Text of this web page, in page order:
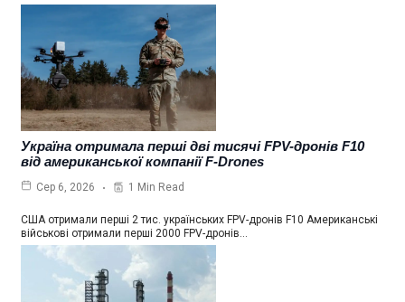
Україна отримала перші дві тисячі FPV-дронів F10
від американської компанії F-Drones
Сер 6, 2026 1 Min Read
США отримали перші 2 тис. українських FPV-дронів F10 Американські
військові отримали перші 2000 FPV-дронів…